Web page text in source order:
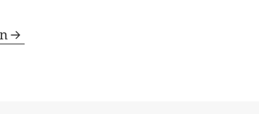
der Kirche – Pfingsttreffen rätseln